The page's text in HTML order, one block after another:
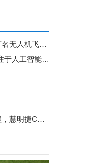
洪水快速上涨，无人机转移群众！数百名无人机飞手驰援广西，网友：这是科技最美的样子
Quantum Systems获12亿美元融资专注于人工智能无人机
慧明捷资讯｜群英汇简阳，驭机赴新程，慧明捷CAAC无人机执照专项培训圆满开训